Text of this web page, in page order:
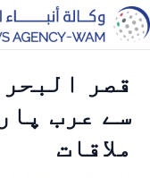
قصر
سے عرب
ملاقات